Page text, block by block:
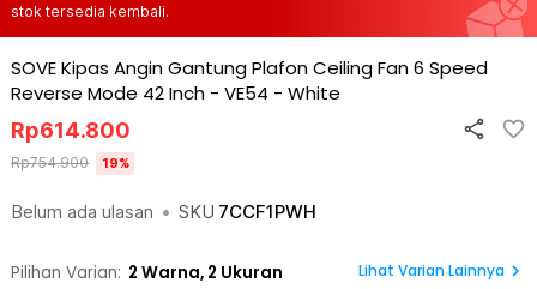
stok tersedia kembali.
SOVE Kipas Angin Gantung Plafon Ceiling Fan 6 Speed
Reverse Mode 42 Inch - VE54 - White
Belum ada ulasan • SKU 7CCF1PWH
Rp614.800
Rp754.900 19%
Pilihan Varian: 2 Warna, 2 Ukuran Lihat Varian Lainnya